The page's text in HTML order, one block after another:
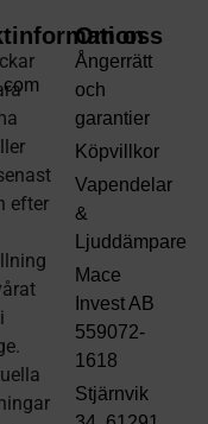
efter
Om oss
Ångerrätt
och
garantier
Köpvillkor
Vapendelar
&
Ljuddämpare
Mace
Invest AB
559072-
1618
Stjärnvik